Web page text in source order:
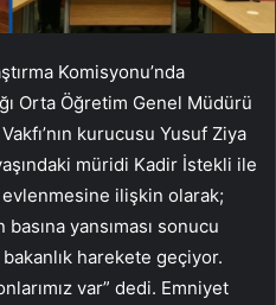
Komisyonu’nda
Orta Öğretim Genel Müdürü
kurucusu Yusuf Ziya
müridi Kadir İstekli ile
evlenmesine ilişkin olarak;
yansıması sonucu
harekete geçiyor.
var” dedi. Emniyet